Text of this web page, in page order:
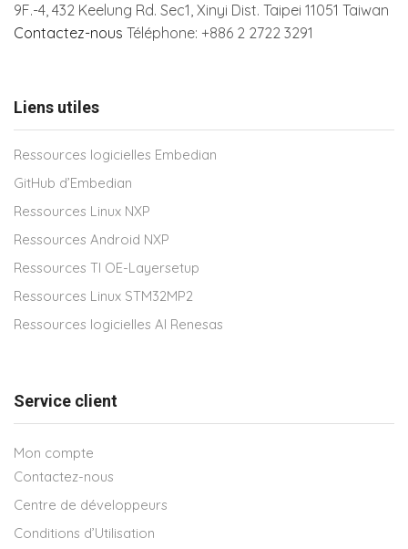
9F.-4, 432 Keelung Rd. Sec1, Xinyi Dist. Taipei 11051 Taiwan
Contactez-nous Téléphone: +886 2 2722 3291
Liens utiles
Ressources logicielles Embedian
GitHub d’Embedian
Ressources Linux NXP
Ressources Android NXP
Ressources TI OE-Layersetup
Ressources Linux STM32MP2
Ressources logicielles AI Renesas
Service client
Mon compte
Contactez-nous
Centre de développeurs
Conditions d’Utilisation